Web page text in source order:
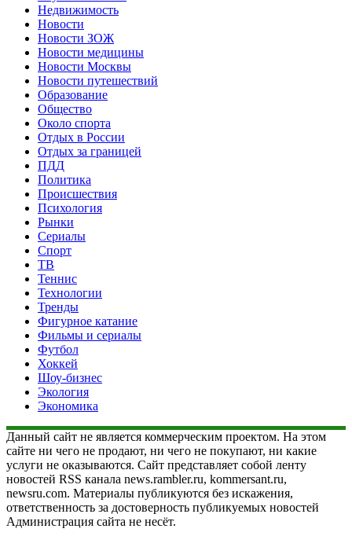
Недвижимость
Новости
Новости ЗОЖ
Новости медицины
Новости Москвы
Новости путешествий
Образование
Общество
Около спорта
Отдых в России
Отдых за границей
ПДД
Политика
Происшествия
Психология
Рынки
Сериалы
Спорт
ТВ
Теннис
Технологии
Тренды
Фигурное катание
Фильмы и сериалы
Футбол
Хоккей
Шоу-бизнес
Экология
Экономика
Данный сайт не является коммерческим проектом. На этом
сайте ни чего не продают, ни чего не покупают, ни какие
услуги не оказываются. Сайт представляет собой ленту
новостей RSS канала news.rambler.ru, kommersant.ru,
newsru.com. Материалы публикуются без искажения,
ответственность за достоверность публикуемых новостей
Администрация сайта не несёт.